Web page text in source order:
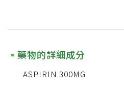
藥物的詳細成分
ASPIRIN 300MG